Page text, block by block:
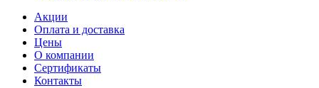
Акции
Оплата и доставка
Цены
О компании
Сертификаты
Контакты